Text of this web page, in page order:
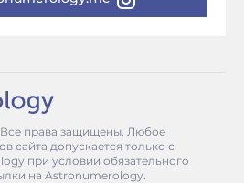
. Все права защищены. Любое
сайта допускается только с
при условии обязательного
на Astronumerology.